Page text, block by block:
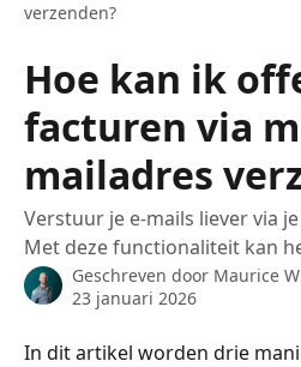
verzenden?
Hoe kan ik
facturen via
mailadres
Verstuur je e-mails liever via
Met deze functionaliteit kan
Geschreven door Maurice
23 januari 2026
In dit artikel worden drie